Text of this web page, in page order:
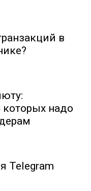
в
надо
Telegram